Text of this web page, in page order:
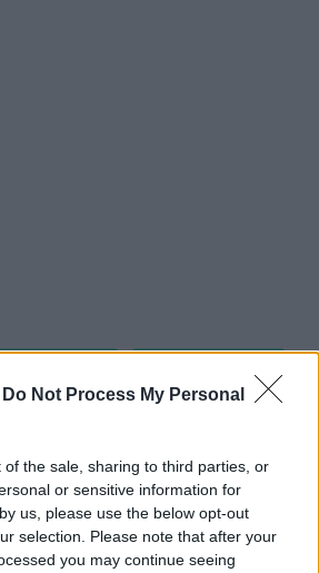
Do Not Process My Personal
of the sale, sharing to third parties, or
or sensitive information for
us, please use the below opt-out
selection. Please note that after your
you may continue seeing